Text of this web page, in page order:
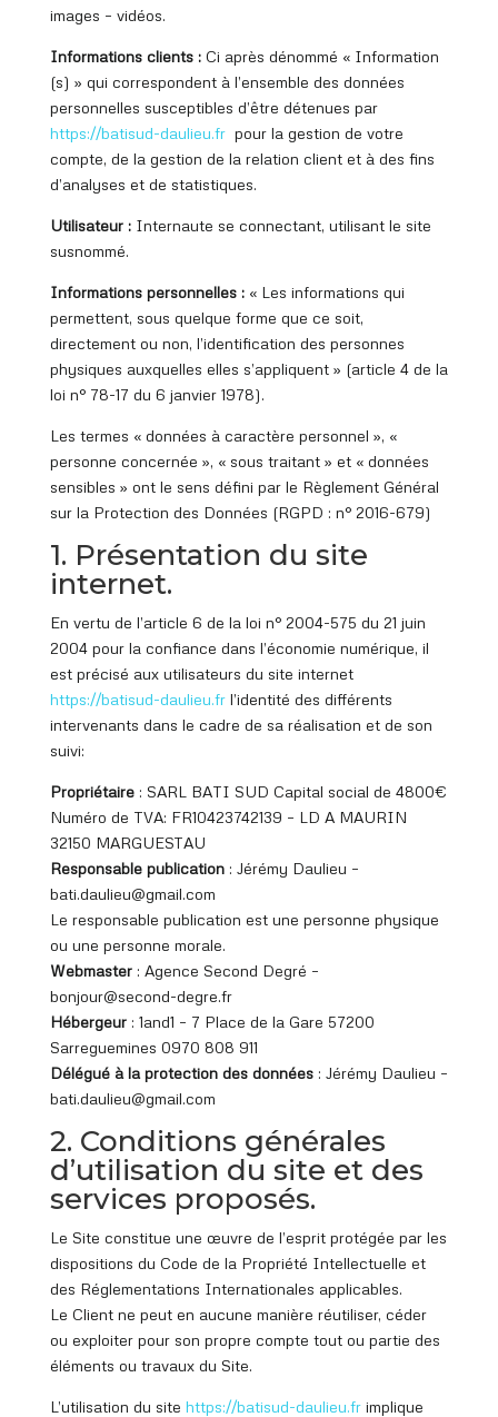
images – vidéos.
Informations clients :Ci après dénommé « Information
(s) » qui correspondent à l’ensemble des données
personnelles susceptibles d’être détenues par
https://batisud-daulieu.fr pour la gestion de votre
compte, de la gestion de la relation client et à des fins
d’analyses et de statistiques.
Utilisateur :Internaute se connectant, utilisant le site
susnommé.
Informations personnelles :« Les informations qui
permettent, sous quelque forme que ce soit,
directement ou non, l’identification des personnes
physiques auxquelles elles s’appliquent » (article 4 de la
loi n° 78-17 du 6 janvier 1978).
Les termes « données à caractère personnel », «
personne concernée », « sous traitant » et « données
sensibles » ont le sens défini par le Règlement Général
sur la Protection des Données (RGPD : n° 2016-679)
1. Présentation du site
internet.
En vertu de l’article 6 de la loi n° 2004-575 du 21 juin
2004 pour la confiance dans l’économie numérique, il
est précisé aux utilisateurs du site internet
https://batisud-daulieu.frl’identité des différents
intervenants dans le cadre de sa réalisation et de son
suivi:
Propriétaire: SARL BATI SUD Capital social de 4800€
Numéro de TVA: FR10423742139 – LD A MAURIN
32150 MARGUESTAU
Responsable publication: Jérémy Daulieu –
bati.daulieu@gmail.com
Le responsable publication est une personne physique
ou une personne morale.
Webmaster: Agence Second Degré –
bonjour@second-degre.fr
Hébergeur: 1and1 – 7 Place de la Gare 57200
Sarreguemines 0970 808 911
Délégué à la protection des données: Jérémy Daulieu –
bati.daulieu@gmail.com
2. Conditions générales
d’utilisation du site et des
services proposés.
Le Site constitue une œuvre de l’esprit protégée par les
dispositions du Code de la Propriété Intellectuelle et
des Réglementations Internationales applicables.
Le Client ne peut en aucune manière réutiliser, céder
ou exploiter pour son propre compte tout ou partie des
éléments ou travaux du Site.
L’utilisation du site https://batisud-daulieu.frimplique